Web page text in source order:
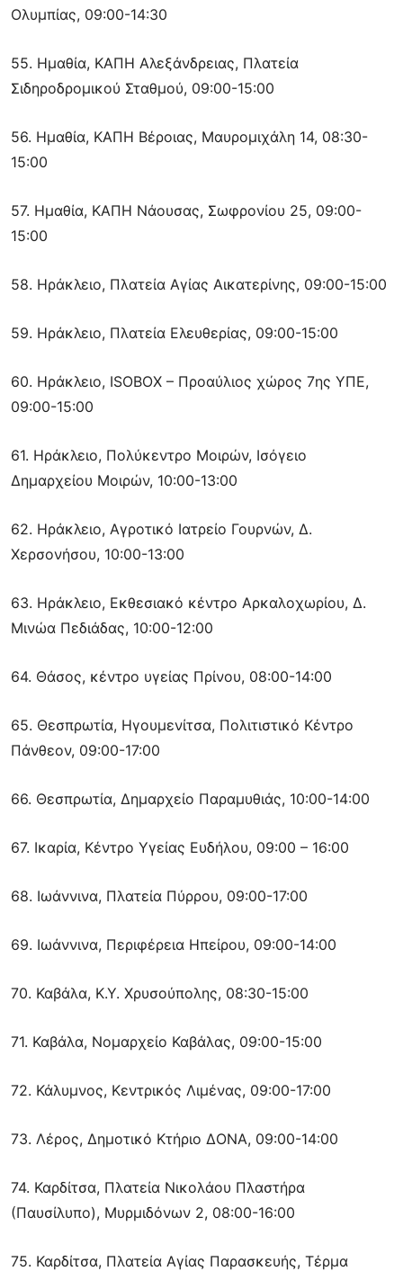
Ολυμπίας, 09:00-14:30
55. Ημαθία, ΚΑΠΗ Αλεξάνδρειας, Πλατεία
Σιδηροδρομικού Σταθμού, 09:00-15:00
56. Ημαθία, ΚΑΠΗ Βέροιας, Μαυρομιχάλη 14, 08:30-
15:00
57. Ημαθία, ΚΑΠΗ Νάουσας, Σωφρονίου 25, 09:00-
15:00
58. Ηράκλειο, Πλατεία Αγίας Αικατερίνης, 09:00-15:00
59. Ηράκλειο, Πλατεία Ελευθερίας, 09:00-15:00
60. Ηράκλειο, ISOBOX – Προαύλιος χώρος 7ης ΥΠΕ,
09:00-15:00
61. Ηράκλειο, Πολύκεντρο Μοιρών, Ισόγειο
Δημαρχείου Μοιρών, 10:00-13:00
62. Ηράκλειο, Αγροτικό Ιατρείο Γουρνών, Δ.
Χερσονήσου, 10:00-13:00
63. Ηράκλειο, Εκθεσιακό κέντρο Αρκαλοχωρίου, Δ.
Μινώα Πεδιάδας, 10:00-12:00
64. Θάσος, κέντρο υγείας Πρίνου, 08:00-14:00
65. Θεσπρωτία, Ηγουμενίτσα, Πολιτιστικό Κέντρο
Πάνθεον, 09:00-17:00
66. Θεσπρωτία, Δημαρχείο Παραμυθιάς, 10:00-14:00
67. Ικαρία, Κέντρο Υγείας Ευδήλου, 09:00 – 16:00
68. Ιωάννινα, Πλατεία Πύρρου, 09:00-17:00
69. Ιωάννινα, Περιφέρεια Ηπείρου, 09:00-14:00
70. Καβάλα, Κ.Υ. Χρυσούπολης, 08:30-15:00
71. Καβάλα, Νομαρχείο Καβάλας, 09:00-15:00
72. Κάλυμνος, Κεντρικός Λιμένας, 09:00-17:00
73. Λέρος, Δημοτικό Κτήριο ΔΟΝΑ, 09:00-14:00
74. Καρδίτσα, Πλατεία Νικολάου Πλαστήρα
(Παυσίλυπο), Μυρμιδόνων 2, 08:00-16:00
75. Καρδίτσα, Πλατεία Αγίας Παρασκευής, Τέρμα